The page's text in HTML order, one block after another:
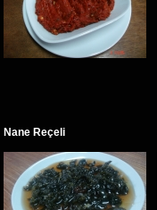
Nane Reçeli